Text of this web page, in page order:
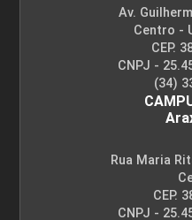
Av.
Centro -
CEP.
CNPJ -
(34)
Rua Maria
CEP.
CNPJ -